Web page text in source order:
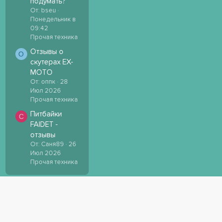
От: bseu
Понедельник в
09:42
Прочая техника
О
Отзывы о
скутерах EX-
MOTO
От: оппк
28
Июл 2026
Прочая техника
С
Питбайки
FAIDET -
отзывы
От: Саня89
26
Июл 2026
Прочая техника